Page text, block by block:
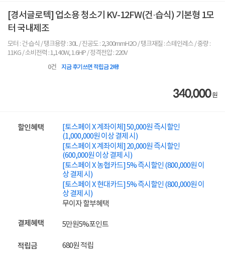
[경서글로텍] 업소용 청소기 KV-12FW(건·습식) 기본형 1모
터 국내제조
모터 : 건·습식 / 탱크용량 : 30L / 진공도 : 2,300mmH2O / 탱크재질 : 스테인레스 / 중량 :
11KG / 소비전력 : 1,140W, 1.6HP / 정격전압 : 220V
0건 지금 후기쓰면 적립금 2배!
340,000원
할인혜택
[토스페이 X 계좌이체] 50,000원 즉시할인
(1,000,000원 이상 결제 시)
[토스페이 X 계좌이체] 20,000원 즉시할인
(600,000원 이상 결제 시)
[토스페이 X 농협카드] 5% 즉시할인 (800,000원 이
상 결제 시)
[토스페이 X 현대카드] 5% 즉시할인 (800,000원 이
상 결제 시)
무이자 할부혜택
결제혜택 5만원5%포인트
적립금 680원 적립